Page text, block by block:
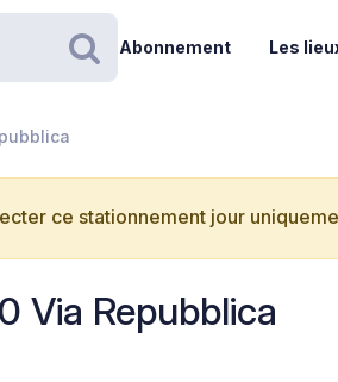
Rechercher
Abonnement Les
ce stationnement jour
Via Repubblica